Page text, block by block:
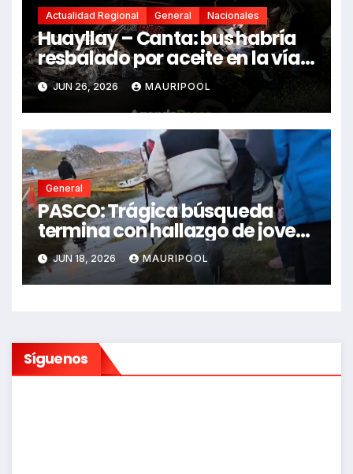
Actualidad Regional General Nacionales
Huayllay – Canta: bus habría
resbalado por aceite en la vía e
impactó auto siniestrado
dejando dos fallecidos
JUN 26, 2026 MAURIPOOL
General
PASCO: Trágica búsqueda
termina con hallazgo de joven
sin vida en Rancas
JUN 18, 2026 MAURIPOOL
Síguenos